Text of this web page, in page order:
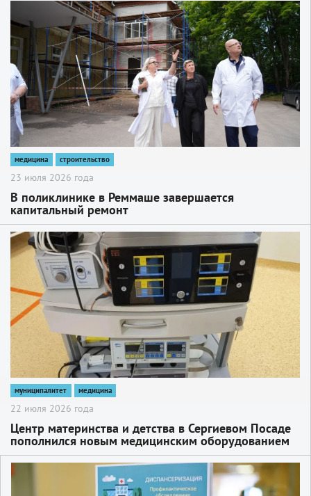
медицина строительство
23 июля 2026 года
В поликлинике в Реммаше завершается
капитальный ремонт
2
муниципалитет медицина
22 июля 2026 года
Центр материнства и детства в Сергиевом Посаде
пополнился новым медицинским оборудованием
2